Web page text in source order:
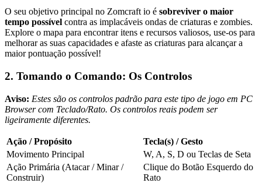
O seu objetivo principal no Zomcraft io é sobreviver o maior
tempo possível contra as implacáveis ondas de criaturas e zombies.
Explore o mapa para encontrar itens e recursos valiosos, use-os para
melhorar as suas capacidades e afaste as criaturas para alcançar a
maior pontuação possível!
2. Tomando o Comando: Os Controlos
Aviso: Estes são os controlos padrão para este tipo de jogo em PC
Browser com Teclado/Rato. Os controlos reais podem ser
ligeiramente diferentes.
Ação / Propósito
Tecla(s) / Gesto
Movimento Principal
W, A, S, D ou Teclas de Seta
Ação Primária (Atacar / Minar /
Construir)
Clique do Botão Esquerdo do
Rato